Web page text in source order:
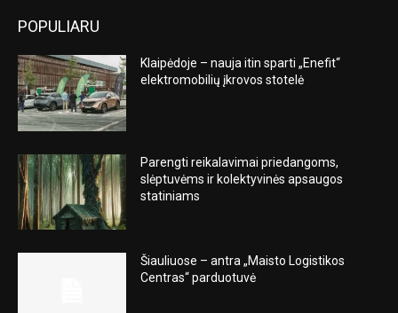
POPULIARU
Klaipėdoje – nauja itin sparti „Enefit“
elektromobilių įkrovos stotelė
Parengti reikalavimai priedangoms,
slėptuvėms ir kolektyvinės apsaugos
statiniams
Šiauliuose – antra „Maisto Logistikos
Centras“ parduotuvė